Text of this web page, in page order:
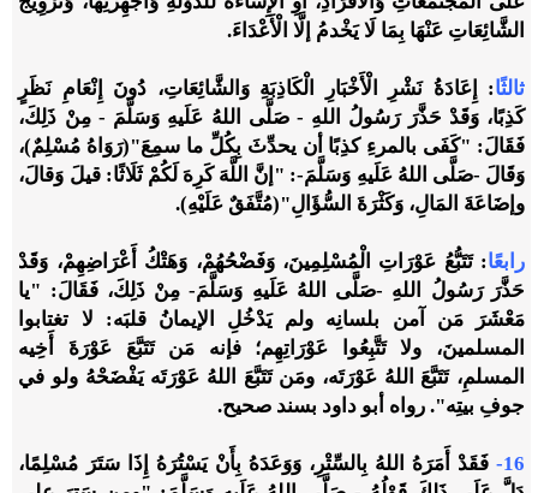
الشَّائِعَاتِ عَنْهَا بِمَا لَا يَخْدمُ إلَّا الْأَعْدَاءَ.
ثالثًا: إِعَادَةُ نَشْرِ الْأَخْبَارِ الْكَاذِبَةِ وَالشَّائِعَاتِ، دُونَ إِنْعَامِ نَظَرٍ
كَذِبًا، وَقَدْ حَذَّرَ رَسُولُ اللهِ - صَلَّى اللهُ عَلَيهِ وَسَلَّمَ - مِنْ ذَلِكَ،
فَقَالَ: "كَفَى بالمرءِ كذِبًا أن يحدِّثَ بِكُلِّ ما سمِعَ"(رَوَاهُ مُسْلِمٌ)،
وَقَالَ -صَلَّى اللهُ عَلَيهِ وَسَلَّمَ-: "إنَّ اللَّهَ كَرِهَ لَكُمْ ثَلَاثًا: قيلَ وَقالَ،
وإضَاعَةَ المَالِ، وَكَثْرَةَ السُّؤَالِ"(مُتَّفَقٌ عَلَيْهِ).
رابعًا: تَتَبُّعُ عَوْرَاتِ الْمُسْلِمِينَ، وَفَضْحُهُمْ، وَهَتْكُ أَعْرَاضِهِمْ، وَقَدْ
حَذَّرَ رَسُولُ اللهِ -صَلَّى اللهُ عَلَيهِ وَسَلَّمَ- مِنْ ذَلِكَ، فَقَالَ: "يا
مَعْشَرَ مَن آمن بلسانِه ولم يَدْخُلِ الإيمانُ قلبَه: لا تغتابوا
المسلمينَ، ولا تَتَّبِعُوا عَوْرَاتِهِم؛ فإنه مَن تَتَبَّعَ عَوْرَةَ أَخِيه
المسلمِ، تَتَبَّعَ اللهُ عَوْرَتَه، ومَن تَتَبَّعَ اللهُ عَوْرَتَه يَفْضَحْهُ ولو في
جوفِ بيتِه". رواه أبو داود بسند صحيح.
16-
فَقَدْ أَمَرَهُ اللهُ بِالسِّتْرِ، وَوَعَدَهُ بِأَنْ يَسْتُرَهُ إِذَا سَتَرَ مُسْلِمًا،